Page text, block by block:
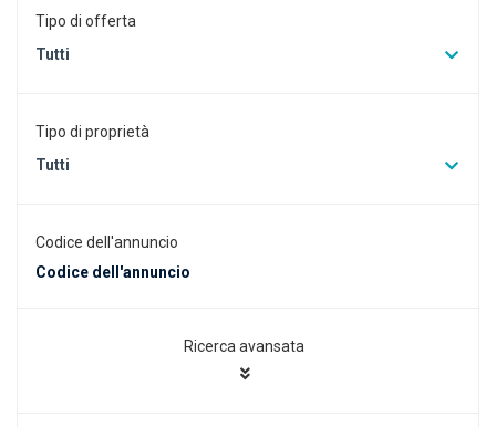
Tipo di offerta
Tutti
Tipo di proprietà
Tutti
Codice dell'annuncio
Ricerca avansata